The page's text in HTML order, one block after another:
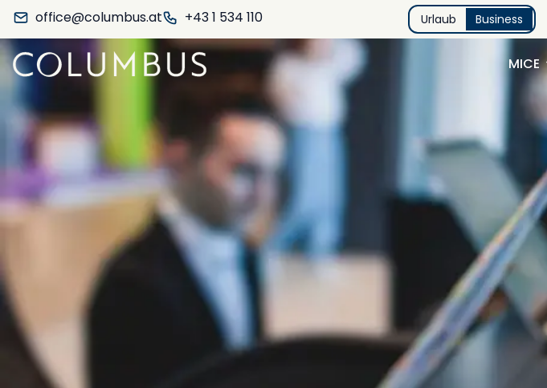
office@columbus.at +43 1 534 110 Urlaub Business
MICE